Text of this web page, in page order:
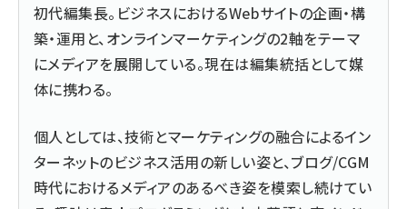
初代編集長。ビジネスにおけるWebサイトの企画・構
築・運用と、オンラインマーケティングの2軸をテーマ
にメディアを展開している。現在は編集統括として媒
体に携わる。
個人としては、技術とマーケティングの融合によるイン
ターネットのビジネス活用の新しい姿と、ブログ/CGM
時代におけるメディアのあるべき姿を模索し続けてい